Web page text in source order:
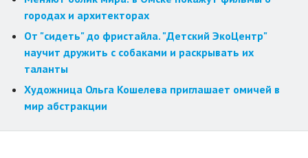
городах и архитекторах
От "сидеть" до фристайла. "Детский ЭкоЦентр"
научит дружить с собаками и раскрывать их
таланты
Художница Ольга Кошелева приглашает омичей в
мир абстракции